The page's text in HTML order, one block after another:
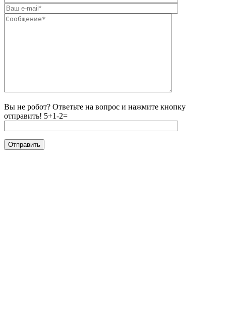
Вы не робот? Ответьте на вопрос и нажмите кнопку
отправить! 5+1-2=